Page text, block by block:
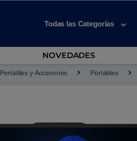
Todas las Categorías
NOVEDADES
Portátiles y Accesorios Portátiles